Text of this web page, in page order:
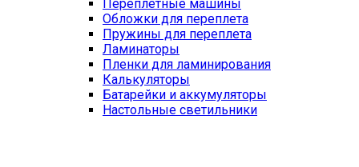
Переплетные машины
Обложки для переплета
Пружины для переплета
Ламинаторы
Пленки для ламинирования
Калькуляторы
Батарейки и аккумуляторы
Настольные светильники